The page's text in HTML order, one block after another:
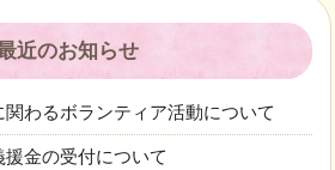
近のお知らせ
わるボランティア活動について
金の受付について